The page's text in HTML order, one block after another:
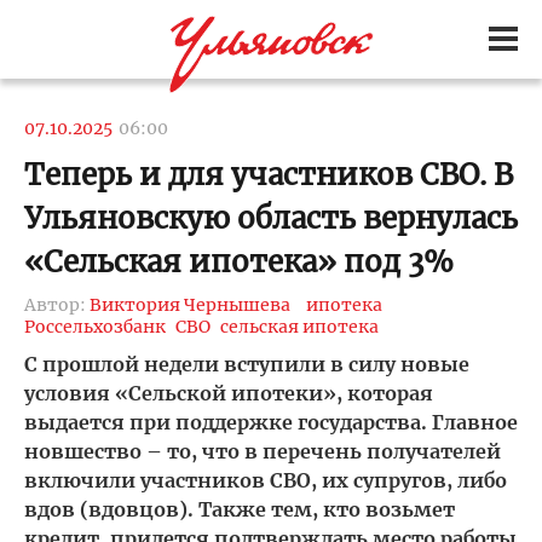
07.10.2025 06:00
Теперь и для участников СВО. В
Ульяновскую область вернулась
«Сельская ипотека» под 3%
Автор: Виктория Чернышева
ипотека
Россельхозбанк СВО сельская ипотека
С прошлой недели вступили в силу новые
условия «Сельской ипотеки», которая
выдается при поддержке государства. Главное
новшество – то, что в перечень получателей
включили участников СВО, их супругов, либо
вдов (вдовцов). Также тем, кто возьмет